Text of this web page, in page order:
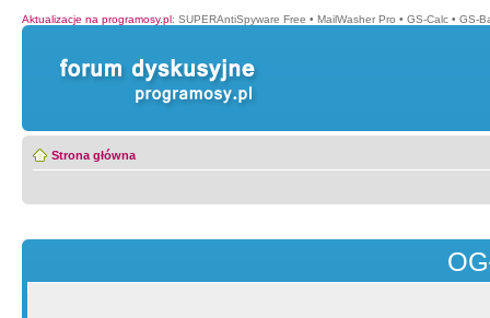
Aktualizacje na programosy.pl: SUPERAntiSpyware Free • MailWasher Pro • GS-Calc • GS-
Strona główna